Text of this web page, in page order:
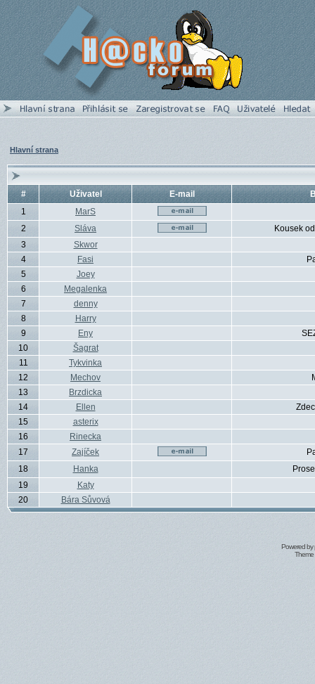
Hlavní strana
# Uživatel E-mail
1
MarS
2
Sláva
Kousek
3
Skwor
4
Fasi
5
Joey
6
Megalenka
7
denny
8
Harry
9
Eny
10
Šagrat
11
Tykvinka
12
Mechov
13
Brzdicka
14
Ellen
15
asterix
16
Rinecka
17
Zajíček
18
Hanka
19
Katy
20
Bára Sůvová
Powered by
Theme